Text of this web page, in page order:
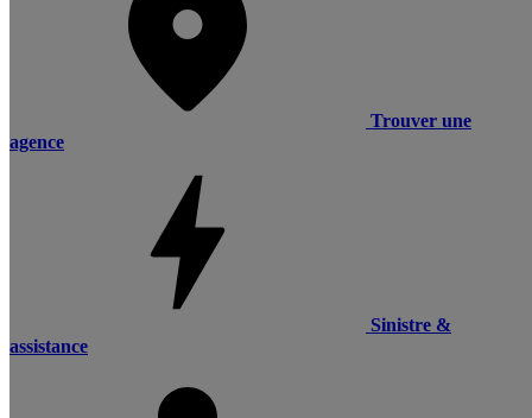
Trouver une
agence
Sinistre &
assistance